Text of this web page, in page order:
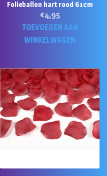
Folieballon hart rood 61cm
€4,95
TOEVOEGEN AAN
WINKELWAGEN